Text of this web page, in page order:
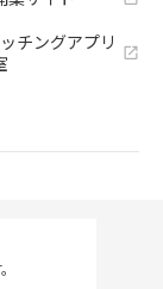
チングアプリ